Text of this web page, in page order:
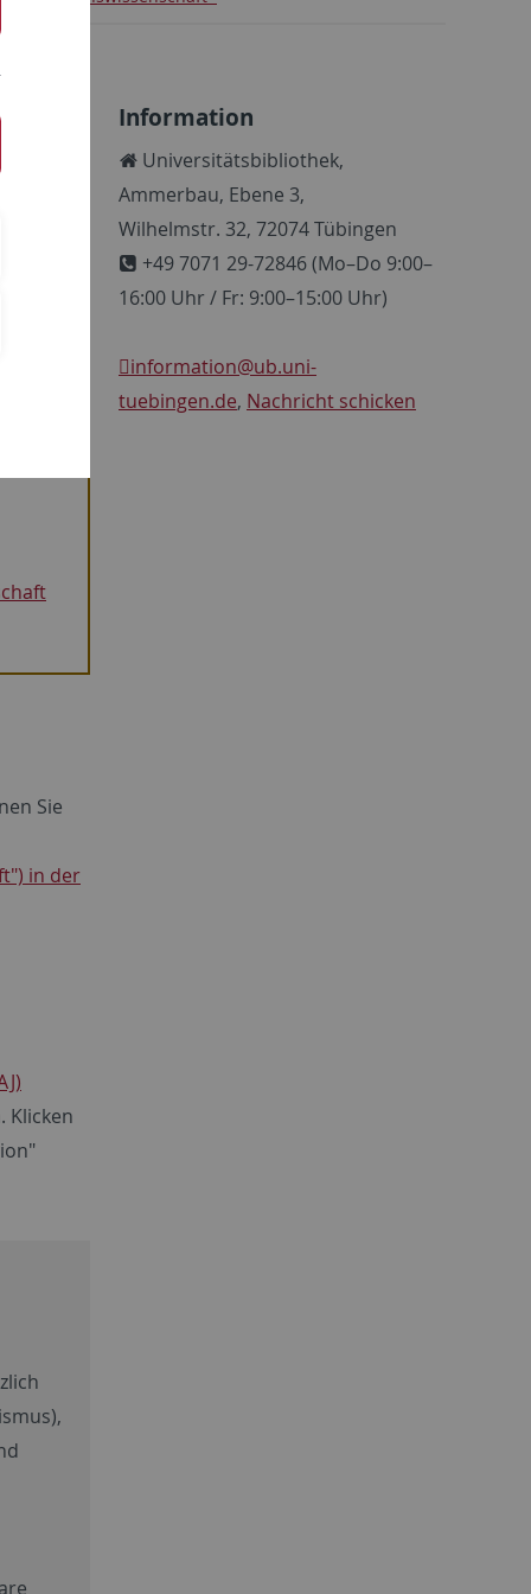
Sie
in der
Klicken
Information
Universitätsbibliothek,
Ammerbau, Ebene 3,
Wilhelmstr. 32, 72074 Tübingen
+49 7071 29-72846 (Mo–Do 9:00–
16:00 Uhr / Fr: 9:00–15:00 Uhr)
information@ub.uni-
tuebingen.de, Nachricht schicken